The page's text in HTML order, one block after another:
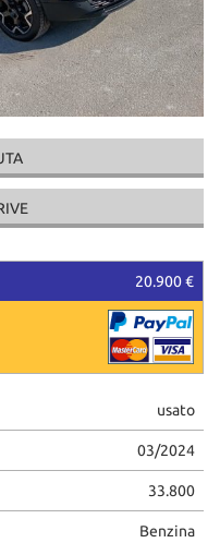
20.900 €
usato
03/2024
33.800
Benzina